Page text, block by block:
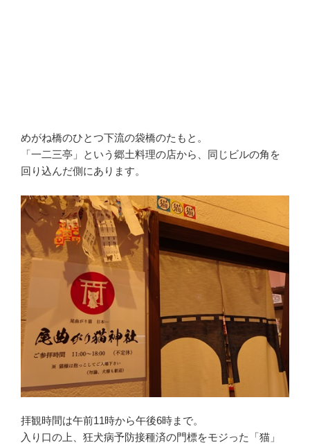
めがね橋のひとつ下流の袋橋のたもと。
「一二三亭」という郷土料理の店から、同じビルの角を
回り込んだ側にあります。
拝観時間は午前11時から午後6時まで。
入り口の上、狂犬病予防接種済の門標をモジった「猫」